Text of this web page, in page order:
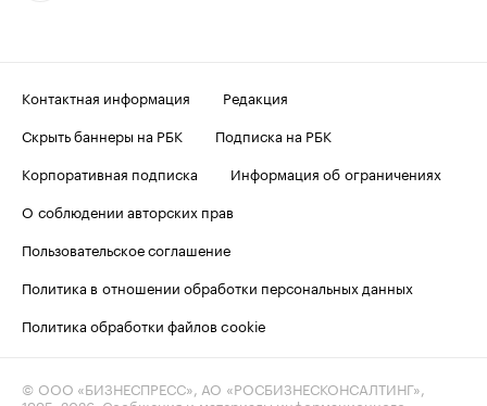
Контактная информация
Редакция
Скрыть баннеры на РБК
Подписка на РБК
Корпоративная подписка
Информация об ограничениях
О соблюдении авторских прав
Пользовательское соглашение
Политика в отношении обработки персональных данных
Политика обработки файлов cookie
© ООО «БИЗНЕСПРЕСС», АО «РОСБИЗНЕСКОНСАЛТИНГ»,